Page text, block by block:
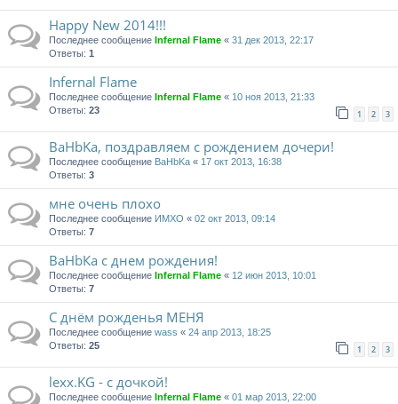
Happy New 2014!!!
Последнее сообщение Infernal Flame « 31 дек 2013, 22:17
Ответы: 1
Infernal Flame
Последнее сообщение Infernal Flame « 10 ноя 2013, 21:33
Ответы: 23 1 2 3
BaHbKa, поздравляем с рождением дочери!
Последнее сообщение BaHbKa « 17 окт 2013, 16:38
Ответы: 3
мне очень плохо
Последнее сообщение ИМХО « 02 окт 2013, 09:14
Ответы: 7
BaHbКа с днем рождения!
Последнее сообщение Infernal Flame « 12 июн 2013, 10:01
Ответы: 7
C днём рожденья МЕНЯ
Последнее сообщение wass « 24 апр 2013, 18:25
Ответы: 25 1 2 3
lexx.KG - с дочкой!
Последнее сообщение Infernal Flame « 01 мар 2013, 22:00